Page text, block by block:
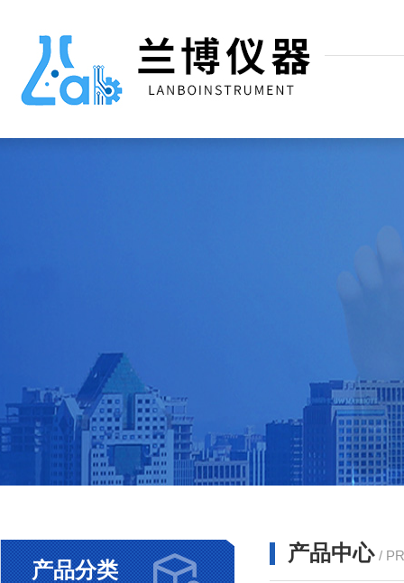
产品分类
产品中心 /